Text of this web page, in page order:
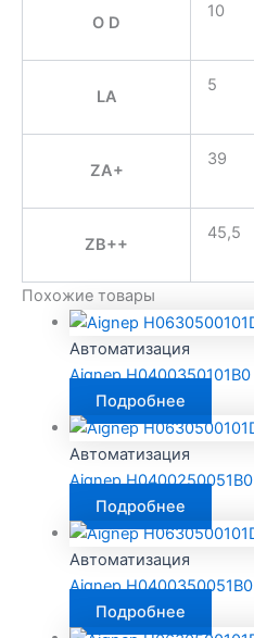
O D
10
LA
5
ZA+
39
ZB++
45,5
Похожие товары
Автоматизация
Aignep H0400350101B0
Подробнее
Автоматизация
Aignep H0400250051B0
Подробнее
Автоматизация
Aignep H0400350051B0
Подробнее